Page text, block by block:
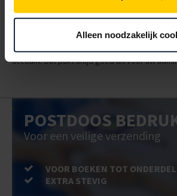
Alleen noodzakelijk
Wanneer u bent ingelogd, kunt u een eigen
Gebruik bestel- en offertelijsten om
te bestellen. Uw bestel- en offertelijsten kunt
account. Dat pakt altijd goed uit voor uw
POSTDOOS
Voor een veilige verzending
VOOR BOEKEN TOT
EXTRA STEVIG